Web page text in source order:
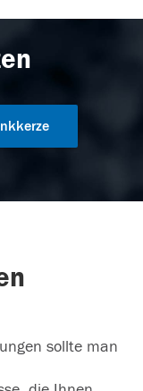
sollte man